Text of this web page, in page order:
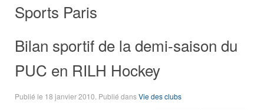
Sports Paris
Bilan sportif de la demi-saison du
PUC en RILH Hockey
Publié le 18 janvier 2010 . Publié dansVie des clubs